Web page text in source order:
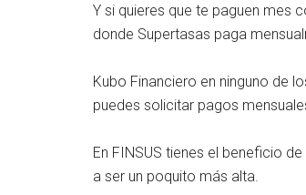
Y si quieres que te paguen mes
donde Supertasas paga
Kubo Financiero en ninguno de
puedes solicitar pagos
En FINSUS tienes el beneficio
a ser un poquito más alta.